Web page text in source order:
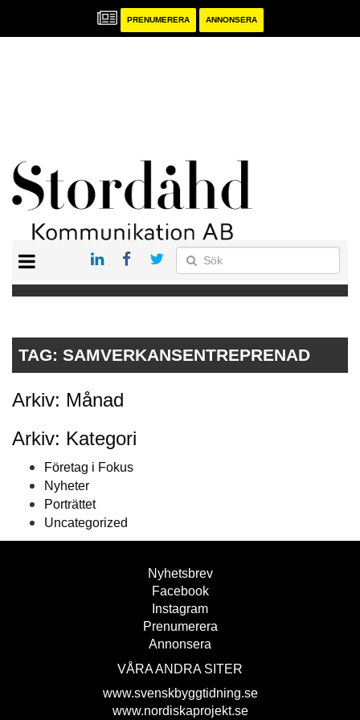
PRENUMERERA ANNONSERA
TAG: SAMVERKANSENTREPRENAD
Arkiv: Månad
Arkiv: Kategori
Företag i Fokus
Nyheter
Porträttet
Uncategorized
Nyhetsbrev
Facebook
Instagram
Prenumerera
Annonsera
VÅRA ANDRA SITER
www.svenskbyggtidning.se
www.nordiskaprojekt.se